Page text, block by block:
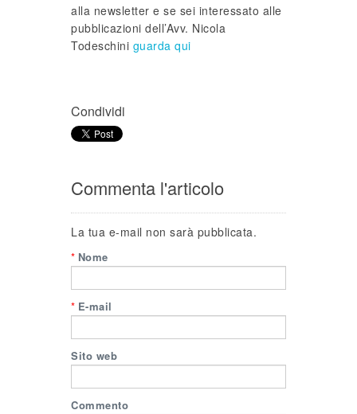
alla newsletter e se sei interessato alle
pubblicazioni dell’Avv. Nicola
Todeschini guarda qui
Condividi
Commenta l'articolo
La tua e-mail non sarà pubblicata.
* Nome
* E-mail
Sito web
Commento